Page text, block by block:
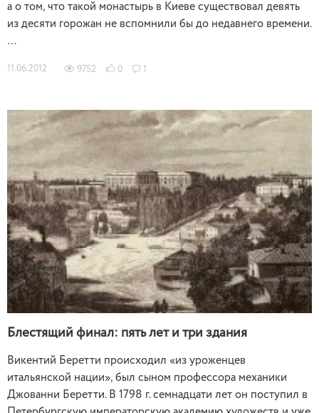
а о том, что такой монастырь в Киеве существовал девять
из десяти горожан не вспомнили бы до недавнего времени.
…
11.06.2012 9752 0 1
Блестящий финал: пять лет и три здания
Викентий Беретти происходил «из уроженцев
итальянской нации», был сыном профессора механики
Джованни Беретти. В 1798 г. семнадцати лет он поступил в